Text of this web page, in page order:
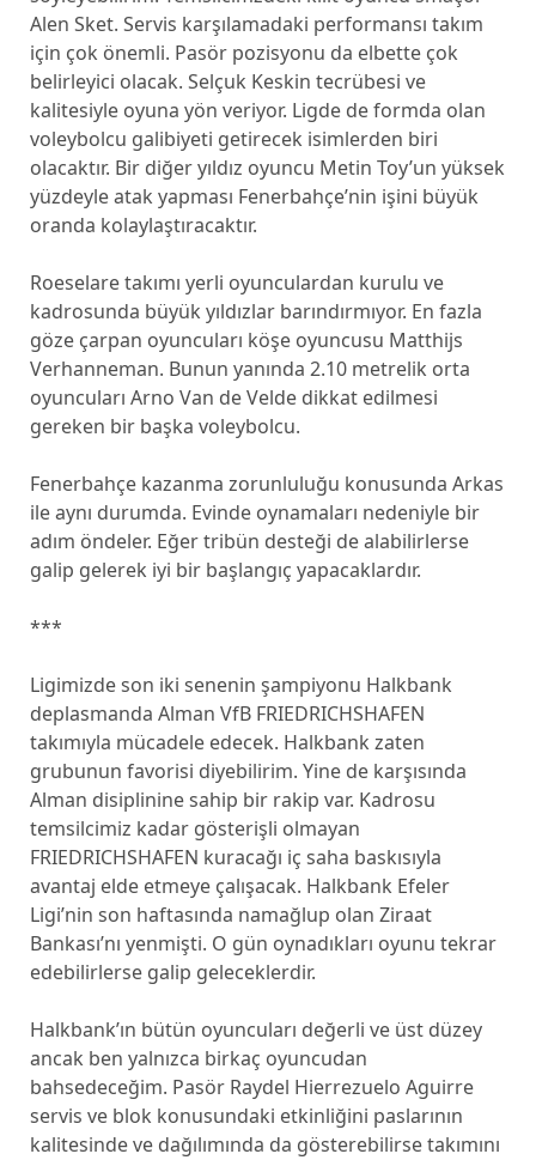
Alen Sket. Servis karşılamadaki performansı takım
için çok önemli. Pasör pozisyonu da elbette çok
belirleyici olacak. Selçuk Keskin tecrübesi ve
kalitesiyle oyuna yön veriyor. Ligde de formda olan
voleybolcu galibiyeti getirecek isimlerden biri
olacaktır. Bir diğer yıldız oyuncu Metin Toy’un yüksek
yüzdeyle atak yapması Fenerbahçe’nin işini büyük
oranda kolaylaştıracaktır.
Roeselare takımı yerli oyunculardan kurulu ve
kadrosunda büyük yıldızlar barındırmıyor. En fazla
göze çarpan oyuncuları köşe oyuncusu Matthijs
Verhanneman. Bunun yanında 2.10 metrelik orta
oyuncuları Arno Van de Velde dikkat edilmesi
gereken bir başka voleybolcu.
Fenerbahçe kazanma zorunluluğu konusunda Arkas
ile aynı durumda. Evinde oynamaları nedeniyle bir
adım öndeler. Eğer tribün desteği de alabilirlerse
galip gelerek iyi bir başlangıç yapacaklardır.
***
Ligimizde son iki senenin şampiyonu Halkbank
deplasmanda Alman VfB FRIEDRICHSHAFEN
takımıyla mücadele edecek. Halkbank zaten
grubunun favorisi diyebilirim. Yine de karşısında
Alman disiplinine sahip bir rakip var. Kadrosu
temsilcimiz kadar gösterişli olmayan
FRIEDRICHSHAFEN kuracağı iç saha baskısıyla
avantaj elde etmeye çalışacak. Halkbank Efeler
Ligi’nin son haftasında namağlup olan Ziraat
Bankası’nı yenmişti. O gün oynadıkları oyunu tekrar
edebilirlerse galip geleceklerdir.
Halkbank’ın bütün oyuncuları değerli ve üst düzey
ancak ben yalnızca birkaç oyuncudan
bahsedeceğim. Pasör Raydel Hierrezuelo Aguirre
servis ve blok konusundaki etkinliğini paslarının
kalitesinde ve dağılımında da gösterebilirse takımını